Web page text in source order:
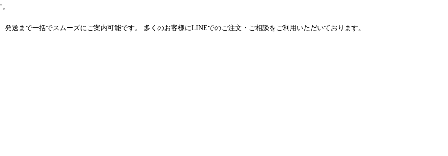
送まで一括でスムーズにご案内可能です。 多くのお客様にLINEでのご注文・ご相談をご利用いただいております。